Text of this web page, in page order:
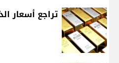
تراجع أسعار